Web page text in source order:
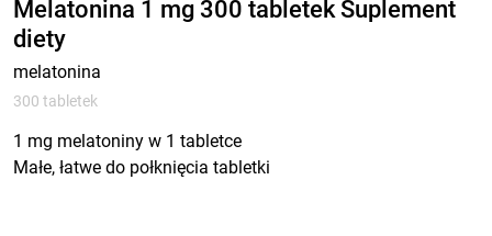
Melatonina 1 mg 300 tabletek Suplement
diety
melatonina
300 tabletek
1 mg melatoniny w 1 tabletce
Małe, łatwe do połknięcia tabletki